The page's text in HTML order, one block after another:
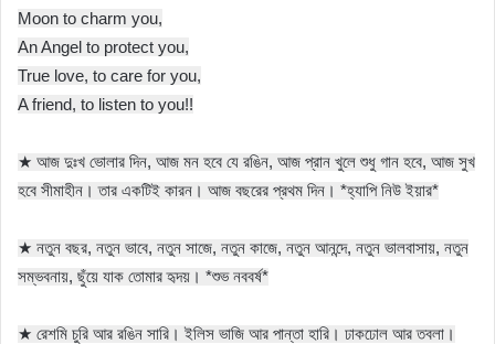
Moon to charm you,
An Angel to protect you,
True love, to care for you,
A friend, to listen to you!!
★ আজ দুঃখ ভোলার দিন, আজ মন হবে যে রঙিন, আজ প্রান খুলে শুধু গান হবে, আজ সুখ
হবে সীমাহীন। তার একটিই কারন। আজ বছরের প্রথম দিন। *হ্যাপি নিউ ইয়ার*
★ নতুন বছর, নতুন ভাবে, নতুন সাজে, নতুন কাজে, নতুন আনন্দে, নতুন ভালবাসায়, নতুন
সম্ভবনায়, ছুঁয়ে যাক তোমার হৃদয়। *শুভ নববর্ষ*
★ রেশমি চুরি আর রঙিন সারি। ইলিস ভাজি আর পান্তা হারি। ঢাকঢোল আর তবলা।